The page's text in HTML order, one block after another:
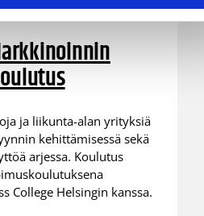
15:25
ja liikunta-alan yrityksiä
kehittämisessä sekä
arjessa. Koulutus
College Helsingin kanssa.